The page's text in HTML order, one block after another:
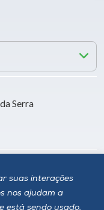
suas interações
nos ajudam a
está sendo usado,
Serra